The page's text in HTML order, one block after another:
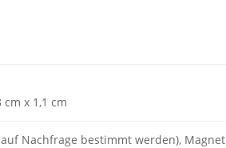
cm x 1,1 cm
Nachfrage bestimmt werden), Magnet